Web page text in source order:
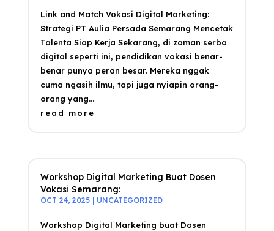
Link and Match Vokasi Digital Marketing:
Strategi PT Aulia Persada Semarang Mencetak
Talenta Siap Kerja Sekarang, di zaman serba
digital seperti ini, pendidikan vokasi benar-
benar punya peran besar. Mereka nggak
cuma ngasih ilmu, tapi juga nyiapin orang-
orang yang...
read more
Workshop Digital Marketing Buat Dosen
Vokasi Semarang:
OCT 24, 2025| UNCATEGORIZED
Workshop Digital Marketing buat Dosen